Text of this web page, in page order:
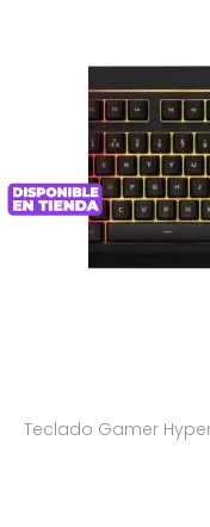
Teclado Gamer